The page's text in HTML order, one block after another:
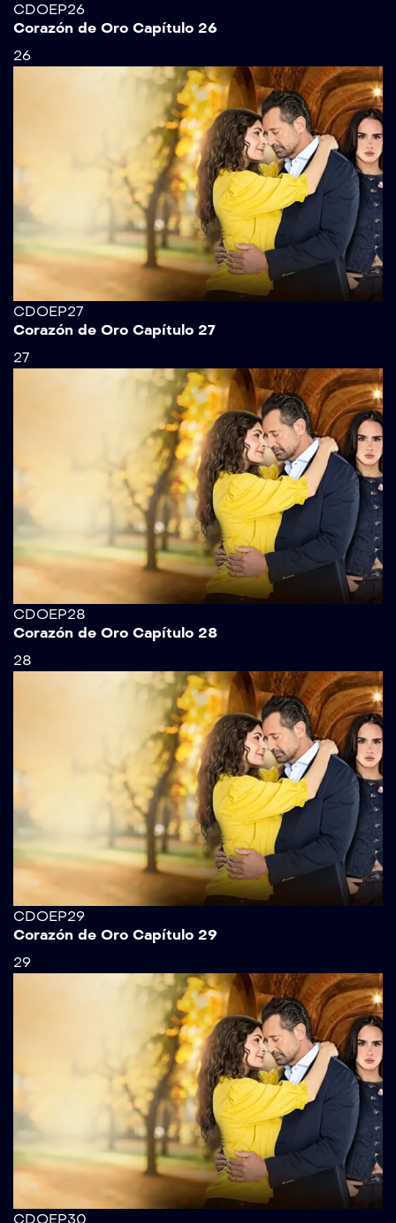
CDOEP26
Corazón de Oro Capítulo 26
26
CDOEP27
Corazón de Oro Capítulo 27
27
CDOEP28
Corazón de Oro Capítulo 28
28
CDOEP29
Corazón de Oro Capítulo 29
29
CDOEP30